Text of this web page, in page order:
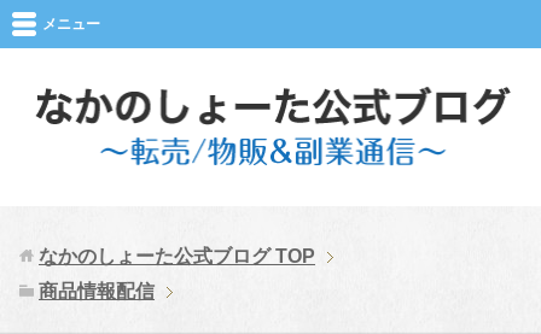
メニュー
なかのしょーた公式ブログTOP
商品情報配信